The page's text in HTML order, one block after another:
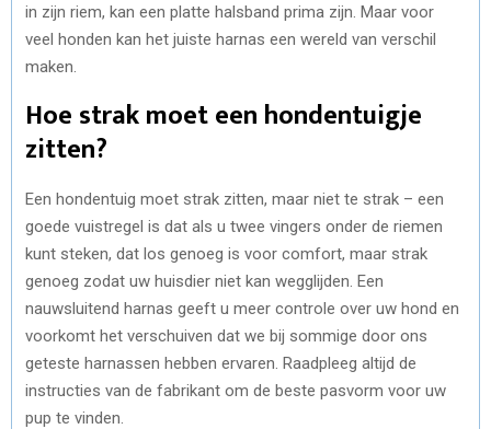
in zijn riem, kan een platte halsband prima zijn. Maar voor
veel honden kan het juiste harnas een wereld van verschil
maken.
Hoe strak moet een hondentuigje
zitten?
Een hondentuig moet strak zitten, maar niet te strak – een
goede vuistregel is dat als u twee vingers onder de riemen
kunt steken, dat los genoeg is voor comfort, maar strak
genoeg zodat uw huisdier niet kan wegglijden. Een
nauwsluitend harnas geeft u meer controle over uw hond en
voorkomt het verschuiven dat we bij sommige door ons
geteste harnassen hebben ervaren. Raadpleeg altijd de
instructies van de fabrikant om de beste pasvorm voor uw
pup te vinden.